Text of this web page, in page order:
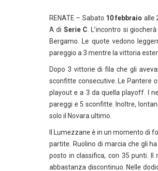
RENATE – Sabato 10 febbraio alle
A di Serie C . L’incontro si
Bergamo. Le quote vedono
pareggio a 3 mentre la vittoria
Dopo 3 vittorie di fila che gli
sconfitte consecutive. Le Pantere
playout e a 3 da quella playoff. I
pareggi e 5 sconfitte. Inoltre,
solo il Novara ultimo.
Il Lumezzane è in un momento di
partite. Ruolino di marcia che gli
posto in classifica, con 35 punti. Il
abbastanza discontinuo. Nelle